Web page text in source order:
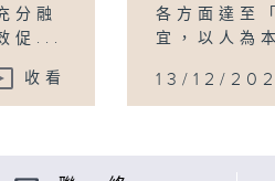
分融
促...
收看
各方面達至
宜，以人為
13/12/